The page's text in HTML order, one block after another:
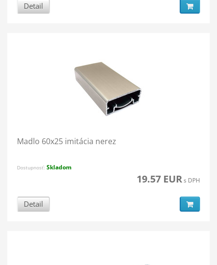
Detail
Madlo 60x25 imitácia nerez
Dostupnosť: Skladom
19.57 EURs DPH
Detail